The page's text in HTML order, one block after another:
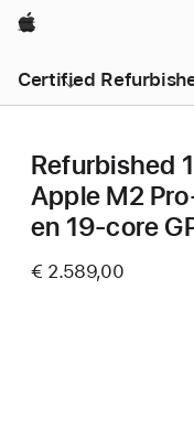
Apple
Certified
Refurbished
Apple M2
en 19‑core
€ 2.589,00